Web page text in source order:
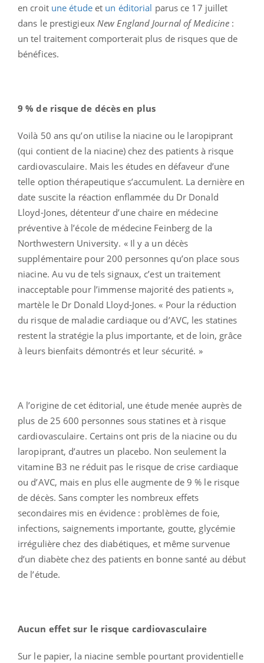
en croit une étudeet un éditorial parus ce 17 juillet
dans le prestigieux New England Journal of Medicine :
un tel traitement comporterait plus de risques que de
bénéfices.
9 % de risque de décès en plus
Voilà 50 ans qu’on utilise la niacine ou le laropiprant
(qui contient de la niacine) chez des patients à risque
cardiovasculaire. Mais les études en défaveur d’une
telle option thérapeutique s’accumulent. La dernière en
date suscite la réaction enflammée du Dr Donald
Lloyd-Jones, détenteur d’une chaire en médecine
préventive à l’école de médecine Feinberg de la
Northwestern University. « Il y a un décès
supplémentaire pour 200 personnes qu’on place sous
niacine. Au vu de tels signaux, c’est un traitement
inacceptable pour l’immense majorité des patients »,
martèle le Dr Donald Lloyd-Jones. « Pour la réduction
du risque de maladie cardiaque ou d’AVC, les statines
restent la stratégie la plus importante, et de loin, grâce
à leurs bienfaits démontrés et leur sécurité. »
A l’origine de cet éditorial, une étude menée auprès de
plus de 25 600 personnes sous statines et à risque
cardiovasculaire. Certains ont pris de la niacine ou du
laropiprant, d’autres un placebo. Non seulement la
vitamine B3 ne réduit pas le risque de crise cardiaque
ou d’AVC, mais en plus elle augmente de 9 % le risque
de décès. Sans compter les nombreux effets
secondaires mis en évidence : problèmes de foie,
infections, saignements importante, goutte, glycémie
irrégulière chez des diabétiques, et même survenue
d’un diabète chez des patients en bonne santé au début
de l’étude.
Aucun effet sur le risque cardiovasculaire
Sur le papier, la niacine semble pourtant providentielle